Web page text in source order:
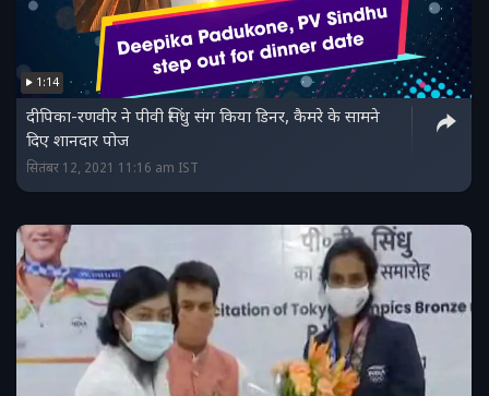
1:14
दीपिका-रणवीर ने पीवी सिंधु संग किया डिनर, कैमरे के सामने
दिए शानदार पोज
सितंबर 12, 2021 11:16 am IST